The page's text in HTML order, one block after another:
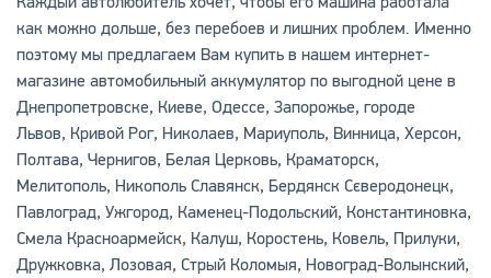
как можно дольше, без перебоев и лишних проблем. Именно
поэтому мы предлагаем Вам купить в нашем интернет-
магазине автомобильный аккумулятор по выгодной цене в
Днепропетровске, Киеве, Одессе, Запорожье, городе
Львов, Кривой Рог, Николаев, Мариуполь, Винница, Херсон,
Полтава, Чернигов, Белая Церковь, Краматорск,
Мелитополь, Никополь Славянск, Бердянск Сєверодонецк,
Павлоград, Ужгород, Каменец-Подольский, Константиновка,
Смела Красноармейск, Калуш, Коростень, Ковель, Прилуки,
Дружковка, Лозовая, Стрый Коломыя, Новоград-Волынский,